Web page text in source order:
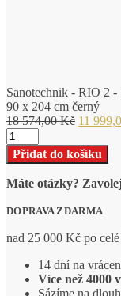
90
x
204
cm
černý
množství
Sanotechnik - RIO 2
90 x 204 cm černý
18 574,00Kč Původní
byla:
18
574,00
11
Sanotechnik
-
RIO
2
-
Sprchový
čtvrtkruhový
stříšky
Přidat do košíku
Máte otázky?
DOPRAVA ZDARMA
nad 25 000 Kč po
14 dní na
Více než 4000